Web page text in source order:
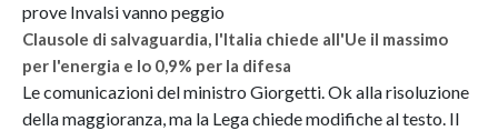
prove Invalsi vanno peggio
Clausole di salvaguardia, l'Italia chiede all'Ue il massimo
per l'energia e lo 0,9% per la difesa
Le comunicazioni del ministro Giorgetti. Ok alla risoluzione
della maggioranza, ma la Lega chiede modifiche al testo. Il